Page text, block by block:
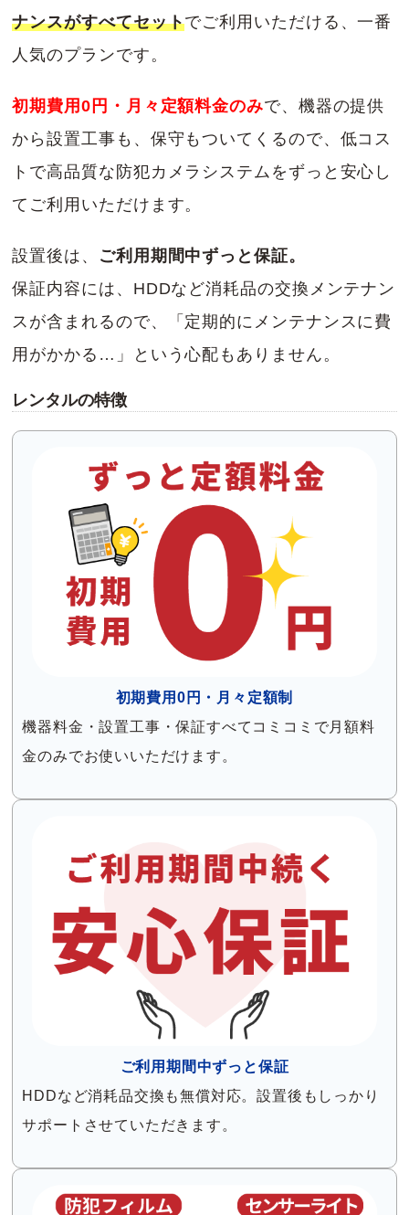
ナンスがすべてセットでご利用いただける、一番
人気のプランです。
初期費用0円・月々定額料金のみで、機器の提供
から設置工事も、保守もついてくるので、低コス
トで高品質な防犯カメラシステムをずっと安心し
てご利用いただけます。
設置後は、
ご利用期間中ずっと保証。
保証内容には、HDDなど消耗品の交換メンテナン
スが含まれるので、「定期的にメンテナンスに費
用がかかる…」という心配もありません。
レンタルの特徴
初期費用0円・月々定額制
機器料金・設置工事・保証すべてコミコミで月額料
金のみでお使いいただけます。
ご利用期間中ずっと保証
HDDなど消耗品交換も無償対応。設置後もしっかり
サポートさせていただきます。